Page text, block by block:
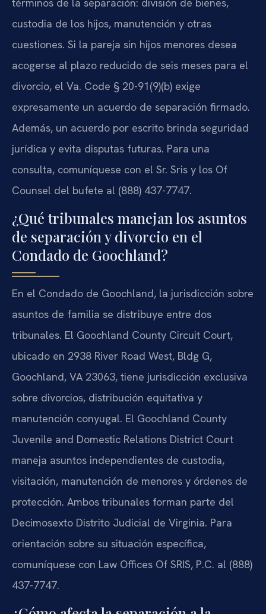
custodia de los hijos, manutención y otras
cuestiones. Si la pareja sin hijos menores desea
acogerse al plazo reducido de seis meses para el
divorcio, el Va. Code § 20-91(9)(b) exige
expresamente un acuerdo de separación firmado.
Además, un acuerdo por escrito brinda seguridad
jurídica y evita disputas futuras. Para una
consulta, comuníquese con el Sr. Sris y los Of
Counsel del bufete al (888) 437-7747.
¿Qué tribunales manejan los asuntos
de separación y divorcio en el
Condado de Goochland?
En el Condado de Goochland, la jurisdicción sobre
asuntos de familia se distribuye entre dos
tribunales. El Goochland County Circuit Court,
ubicado en 2938 River Road West, Bldg G,
Goochland, VA 23063, tiene jurisdicción exclusiva
sobre divorcios, distribución equitativa y
manutención conyugal. El Goochland County
Juvenile and Domestic Relations District Court
maneja asuntos independientes de custodia,
visitación, manutención de menores y órdenes de
protección. Ambos tribunales forman parte del
Decimosexto Distrito Judicial de Virginia. Para
orientación sobre su situación específica,
comuníquese con Law Offices Of SRIS, P.C. al (888)
437-7747.